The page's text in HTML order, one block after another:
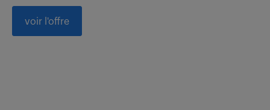
voir l'offre